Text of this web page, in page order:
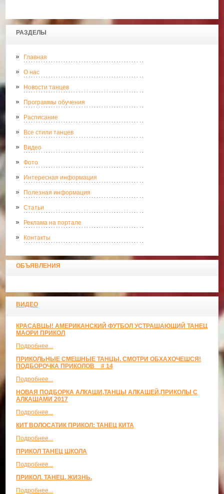
РАЗДЕЛЫ
Главная
О нас
Новости танцев
Программы обучения
Расписание
Все стили танцев
Видео
Фото
Интересная информация
Полезная информация
Статьи
Реклама на портале
Контакты
ОБЪЯВЛЕНИЯ
ВИДЕО
КРАСАВЦЫ! АМЕРИКАНСКИЙ ФУТБОЛ УСТРАШАЮЩИЙ ТАНЕЦ
МАОРИ ПРИКОЛ
Подробнее...
ПРИКОЛЬНЫЕ СМЕШНЫЕ ТАНЦЫ. СМОТРИ ОБХАХОЧЕШСЯ!
ПОДБОРОЧКА ПРИКОЛОВ _ # 14
Подробнее...
НОВАЯ ПОДБОРКА АЛКАШИ,ТАНЦЫ АЛКАШЕЙ,ПРИКОЛЫ С
АЛКАШАМИ 2017
Подробнее...
КИТ ВОЛОСАТИК ПРИКОЛ: ТАНЕЦ КИТА
Подробнее...
ПРИКОЛ ТАНЕЦ ШКОЛА
Подробнее...
ПРИКОЛ. ТАНЕЦ. ЖИЗНЬ.
Подробнее...